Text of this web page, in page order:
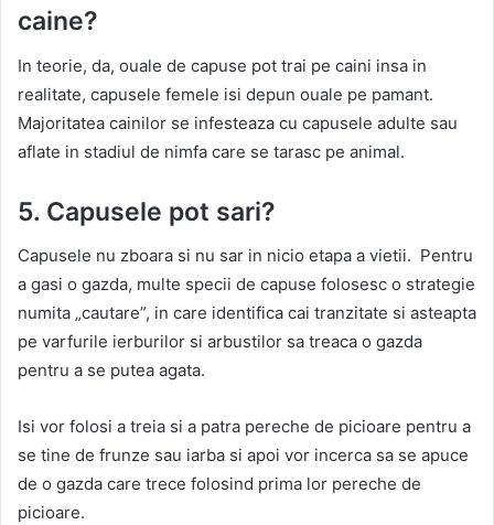
caine?
In teorie, da, ouale de capuse pot trai pe caini insa in
realitate, capusele femele isi depun ouale pe pamant.
Majoritatea cainilor se infesteaza cu capusele adulte sau
aflate in stadiul de nimfa care se tarasc pe animal.
5. Capusele pot sari?
Capusele nu zboara si nu sar in nicio etapa a vietii. Pentru
a gasi o gazda, multe specii de capuse folosesc o strategie
numita „cautare”, in care identifica cai tranzitate si asteapta
pe varfurile ierburilor si arbustilor sa treaca o gazda
pentru a se putea agata.
Isi vor folosi a treia si a patra pereche de picioare pentru a
se tine de frunze sau iarba si apoi vor incerca sa se apuce
de o gazda care trece folosind prima lor pereche de
picioare.